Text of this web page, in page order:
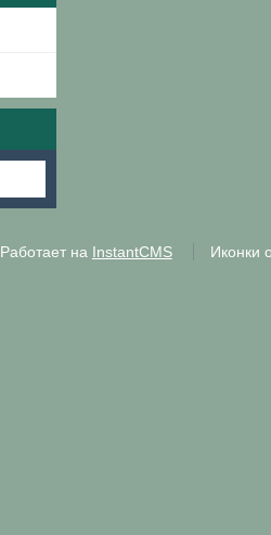
Работает на InstantCMS Иконки